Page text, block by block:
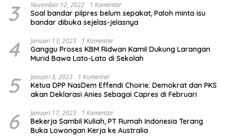
3 November 12, 2022 1 Komentar
Soal bandar pilpres belum sepakat, Paloh minta isu
bandar dibuka sejelas-jelasnya
4 Januari 13, 2023 1 Komentar
Ganggu Proses KBM Ridwan Kamil Dukung Larangan
Murid Bawa Lato-Lato di Sekolah
5 Januari 8, 2023 1 Komentar
Ketua DPP NasDem Effendi Choirie: Demokrat dan PKS
akan Deklarasi Anies Sebagai Capres di Februari
6 Januari 17, 2023 1 Komentar
Bekerja Sambil Kuliah, PT Rumah Indonesia Terang
Buka Lowongan Kerja ke Australia